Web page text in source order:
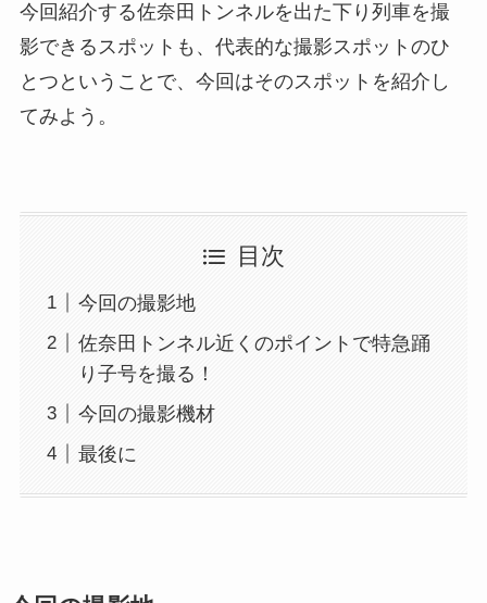
今回紹介する佐奈田トンネルを出た下り列車を撮
影できるスポットも、代表的な撮影スポットのひ
とつということで、今回はそのスポットを紹介し
てみよう。
目次
今回の撮影地
佐奈田トンネル近くのポイントで特急踊
り子号を撮る！
今回の撮影機材
最後に